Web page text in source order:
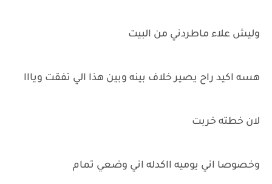
وليش علاء ماطردني من البيت
هسه اكيد راح يصير خلاف بينه وبين هذا الي تفقت ويااا
لان خطته خربت
وخصوصا اني يوميه ااكدله اني وضعي تمام